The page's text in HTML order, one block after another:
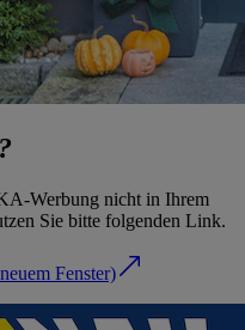
Werbung nicht in Ihrem
Sie bitte folgenden Link.
Fenster)